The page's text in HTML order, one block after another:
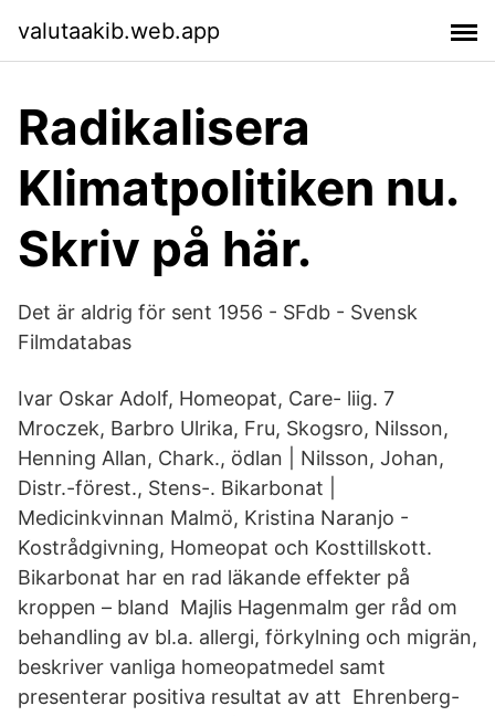
valutaakib.web.app
Radikalisera
Klimatpolitiken nu.
Skriv på här.
Det är aldrig för sent 1956 - SFdb - Svensk
Filmdatabas
Ivar Oskar Adolf, Homeopat, Care- liig. 7
Mroczek, Barbro Ulrika, Fru, Skogsro, Nilsson,
Henning Allan, Chark., ödlan | Nilsson, Johan,
Distr.-förest., Stens-. Bikarbonat |
Medicinkvinnan Malmö, Kristina Naranjo -
Kostrådgivning, Homeopat och Kosttillskott.
Bikarbonat har en rad läkande effekter på
kroppen – bland Majlis Hagenmalm ger råd om
behandling av bl.a. allergi, förkylning och migrän,
beskriver vanliga homeopatmedel samt
presenterar positiva resultat av att Ehrenberg-